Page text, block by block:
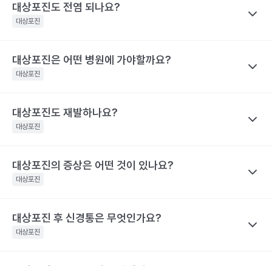
대상포진도 전염 되나요?
대상포진
나만의닥터
대상포진이 특정 바이러스에 의해 유발된다고 하니 혹시 대상포진
수두는 비말을 통해 호흡기로 전염될 수 있고, 수포 진물을 접촉해도
전파될 수 있으므로 주의가 필요해요.
기 어려운 이유는 수포(물집) 때문이에요. 수포 안에는 활성화된 바
이러스가 들어 있기 때문에 만약 수포를 건드려 터트리면 이를 통해
한편, 대상포진 병변이 초기 단계인 발진 상태이거나 수포가 가라앉
아 딱지가 생긴 상태라면 전염 가능성은 거의 없어요.
대상포진은 어떤 병원에 가야할까요?
대상포진
나만의닥터
대상포진은 치료가 되고 난 후에도 통증이 지속되거나 후유증이 동
눈 주위에 난 대상포진 : 안과, 피부과, 통증의학과
등에 난 대상포진 : 피부과 및 통증의학과
해당 콘텐츠는 질환 지식 제공을 위해 만들어 진 것으로, 진료 행위 유도 및 특정 의약품
을 권유하지 않습니다.
대상포진도 재발하나요?
대상포진
나만의닥터
네. 대상포진도 재발할 수 있어요. 실제로 해외에는 대상포진이 세
재발했다고 해요. 대상포진의 재발 확률은 대상포진의 통증 지속시
간과 관련이 깊어요. 30일 이상 대상포진 통증이 지속된 사람은 그
대상포진의 증상은 어떤 것이 있나요?
대상포진
나만의닥터
대상포진 후 신경통은 무엇인가요?
대상포진